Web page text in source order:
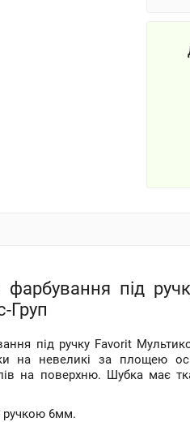
фарбування під
Груп
під ручку Favorit
на невеликі за площею
на поверхню. Шубка має
ручкою 6мм.